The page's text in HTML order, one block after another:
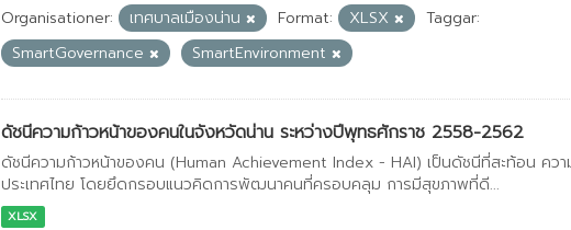
Organisationer: เทศบาลเมืองน่าน Format: XLSX
Taggar:
SmartGovernance
SmartEnvironment
ดัชนีความก้าวหน้าของคนในจังหวัดน่าน ระหว่างปีพุทธศักราช 2558-2562
ดัชนีความก้าวหน้าของคน (Human Achievement Index - HAI) เป็นดัชนีที่สะท้อน คว
ประเทศไทย โดยยึดกรอบแนวคิดการพัฒนาคนที่ครอบคลุม การมีสุขภาพที่ดี...
XLSX